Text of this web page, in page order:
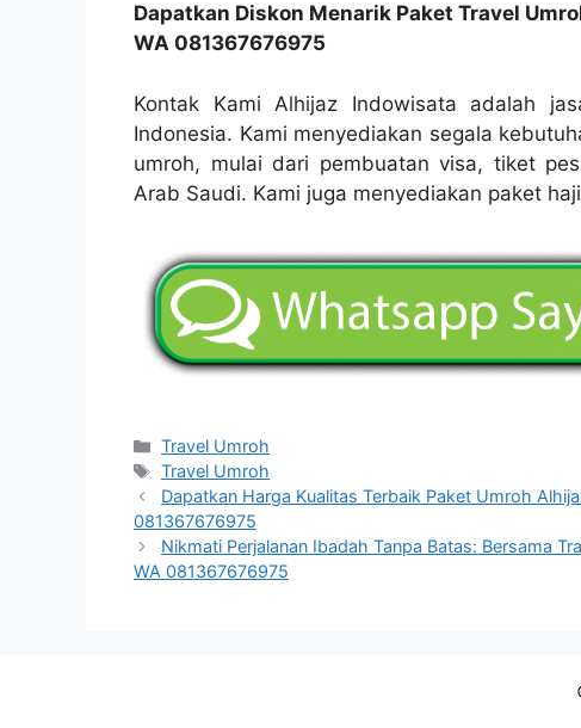
Dapatkan Diskon Menarik Paket Travel
WA 081367676975
Kontak Kami Alhijaz Indowisata adalah
Indonesia. Kami menyediakan segala
umroh, mulai dari pembuatan visa, tiket
Arab Saudi. Kami juga menyediakan paket
Categories
Travel Umroh
Tags
Travel Umroh
Dapatkan Harga Kualitas Terbaik Paket Umroh
081367676975
Nikmati Perjalanan Ibadah Tanpa Batas: Bersama
WA 081367676975